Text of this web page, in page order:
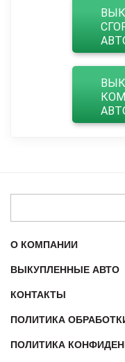
О КОМПАНИИ
ВЫКУПЛЕННЫЕ АВТО
КОНТАКТЫ
ПОЛИТИКА
ПОЛИТИКА